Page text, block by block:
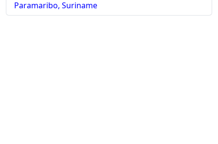
Paramaribo, Suriname